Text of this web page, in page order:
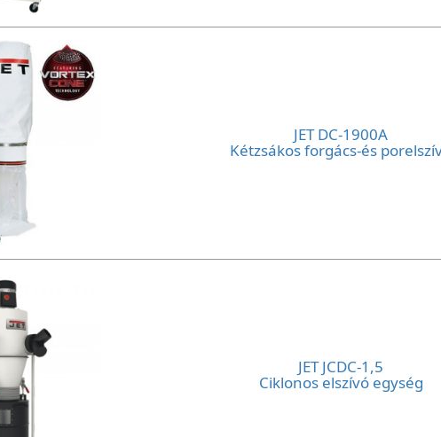
JET DC-1900A
Kétzsákos forgács-és
JET JCDC-1,5
Ciklonos elszívó egység